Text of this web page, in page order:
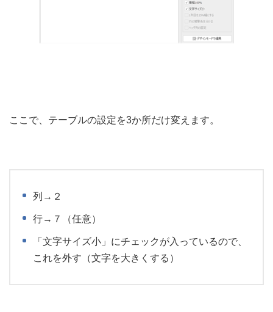
ここで、テーブルの設定を3か所だけ変えます。
列→２
行→７（任意）
「文字サイズ小」にチェックが入っているので、
これを外す（文字を大きくする）